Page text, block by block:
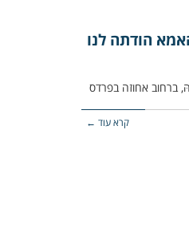
הודתה לנו
קרא עוד ←